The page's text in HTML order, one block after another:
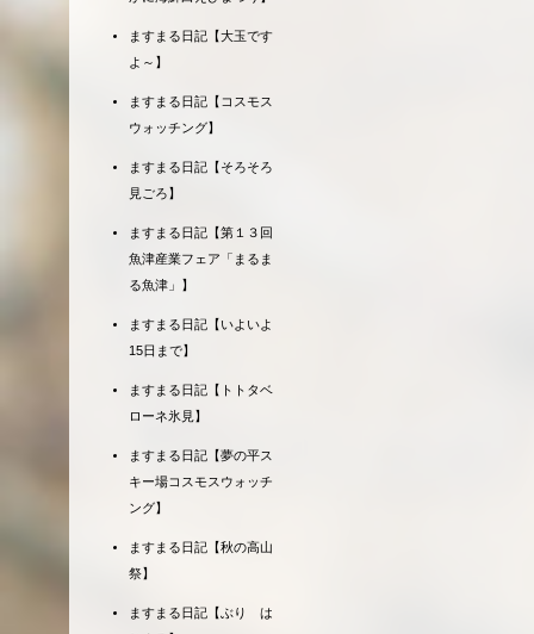
ますまる日記【大玉です
よ～】
ますまる日記【コスモス
ウォッチング】
ますまる日記【そろそろ
見ごろ】
ますまる日記【第１３回
魚津産業フェア「まるま
る魚津」】
ますまる日記【いよいよ
15日まで】
ますまる日記【トトタベ
ローネ氷見】
ますまる日記【夢の平ス
キー場コスモスウォッチ
ング】
ますまる日記【秋の高山
祭】
ますまる日記【ぶり は